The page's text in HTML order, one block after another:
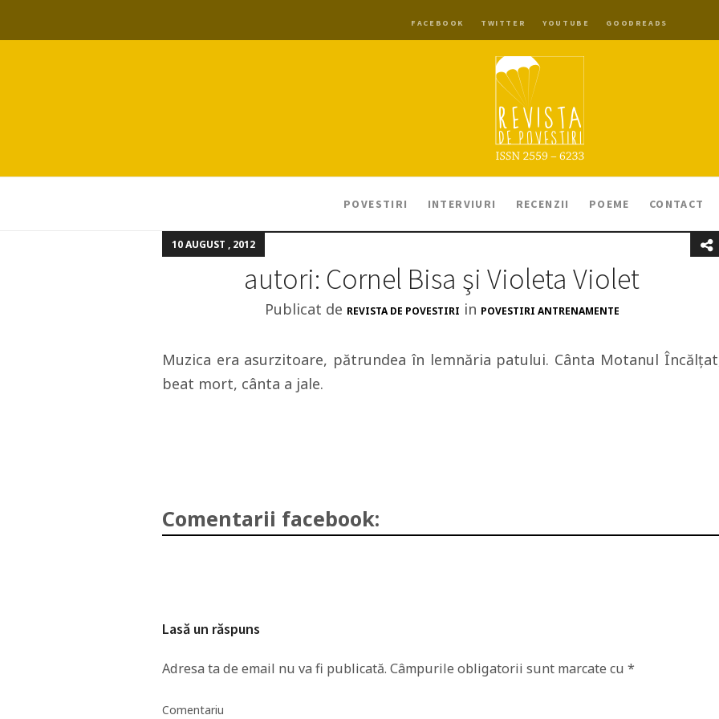
FACEBOOK TWITTER YOUTUBE GOODREADS
POVESTIRI INTERVIURI RECENZII POEME CONTACT
10 AUGUST , 2012
autori: Cornel Bisa şi Violeta Violet
Publicat de REVISTA DE POVESTIRI in POVESTIRI ANTRENAMENTE
Muzica era asurzitoare, pătrundea în lemnăria patului. Cânta Motanul
beat mort, cânta a jale.
Comentarii facebook:
Lasă un răspuns
Adresa ta de email nu va fi publicată. Câmpurile obligatorii sunt marcate cu *
Comentariu